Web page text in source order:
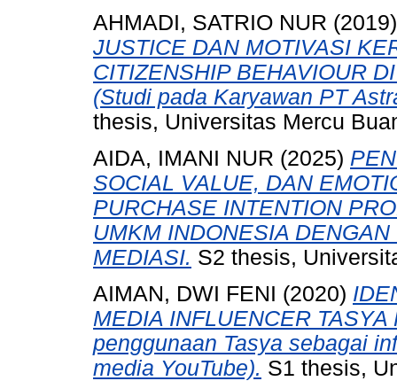
AHMADI, SATRIO NUR
JUSTICE DAN MOTIVASI
CITIZENSHIP BEHAVIOUR
(Studi pada Karyawan PT
thesis, Universitas Mercu
AIDA, IMANI NUR (2025)
SOCIAL VALUE, DAN
PURCHASE INTENTION
UMKM INDONESIA
MEDIASI. S2 thesis,
AIMAN, DWI FENI (2020)
MEDIA INFLUENCER
penggunaan Tasya sebagai
media YouTube). S1 thesis,